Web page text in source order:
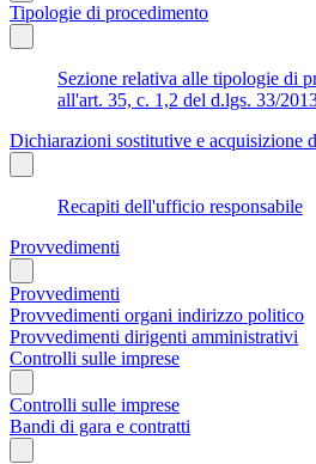
Tipologie di procedimento
Sezione relativa alle tipologie di
all'art. 35, c. 1,2 del d.lgs. 33/
Dichiarazioni sostitutive e acquisizione
Recapiti dell'ufficio responsabile
Provvedimenti
Provvedimenti
Provvedimenti organi indirizzo politico
Provvedimenti dirigenti amministrativi
Controlli sulle imprese
Controlli sulle imprese
Bandi di gara e contratti